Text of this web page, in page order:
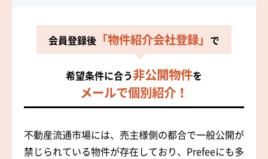
会員登録後 「物件紹介会社登録」 で
希望条件に合う非公開物件を
メールで個別紹介！
不動産流通市場には、売主様側の都合で一般公開が
禁じられている物件が存在しており、Prefeeにも多